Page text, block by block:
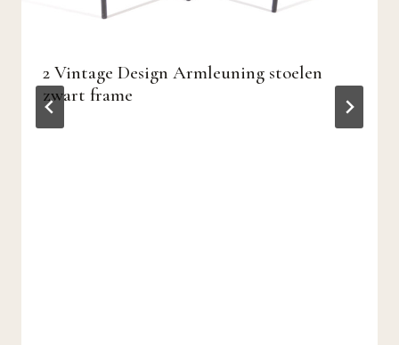
2 Vintage Design Armleuning stoelen
zwart frame